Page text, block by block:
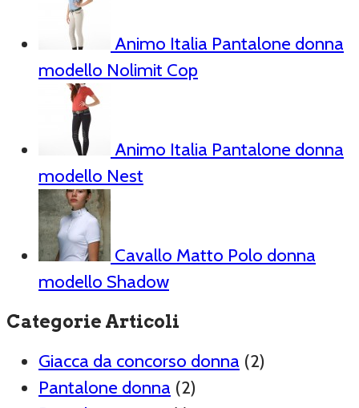
Animo Italia Pantalone donna
modello Nolimit Cop
Animo Italia Pantalone donna
modello Nest
Cavallo Matto Polo donna
modello Shadow
Categorie Articoli
Giacca da concorso donna (2)
Pantalone donna (2)